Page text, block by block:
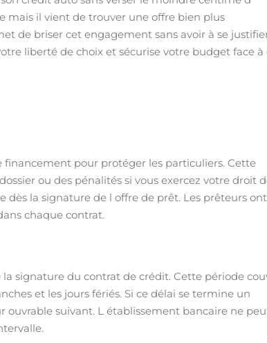
mais il vient de trouver une offre bien plus
de briser cet engagement sans avoir à se
liberté de choix et sécurise votre budget face à
pour protéger les particuliers. Cette
ou des pénalités si vous exercez votre droit
la signature de l offre de prêt. Les prêteurs
chaque contrat.
signature du contrat de crédit. Cette période
et les jours fériés. Si ce délai se termine un
suivant. L établissement bancaire ne